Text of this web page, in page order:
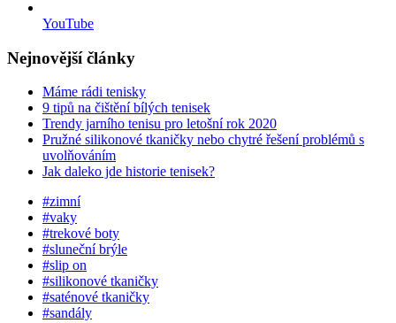
YouTube
Nejnovější články
Máme rádi tenisky
9 tipů na čištění bílých tenisek
Trendy jarního tenisu pro letošní rok 2020
Pružné silikonové tkaničky nebo chytré řešení problémů s
uvolňováním
Jak daleko jde historie tenisek?
#zimní
#vaky
#trekové boty
#sluneční brýle
#slip on
#silikonové tkaničky
#saténové tkaničky
#sandály